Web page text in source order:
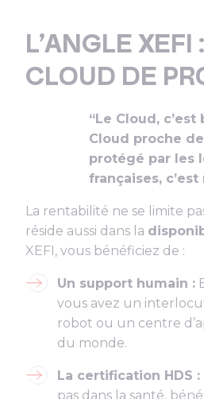
L’ANGLE XEFI
CLOUD DE
“Le Cloud, c’est
Cloud proche
protégé par les
françaises, c’est
La rentabilité ne se limite
réside aussi dans la
XEFI, vous bénéficiez de :
Un support humain :
vous avez un
robot ou un centre
du monde.
La certification HDS :
pas dans la santé,